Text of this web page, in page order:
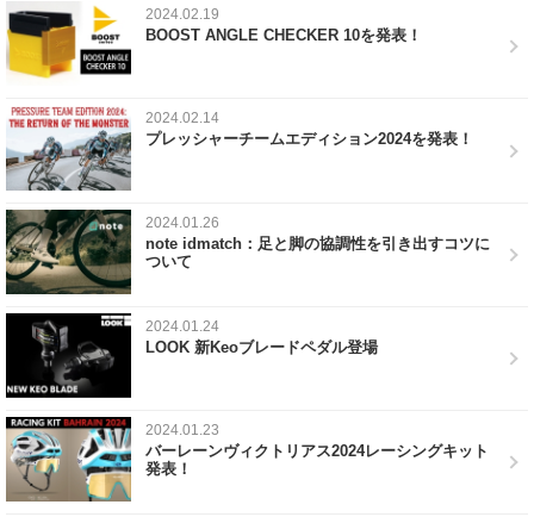
2024.02.19
BOOST ANGLE CHECKER 10を発表！
2024.02.14
プレッシャーチームエディション2024を発表！
2024.01.26
note idmatch：足と脚の協調性を引き出すコツに
ついて
2024.01.24
LOOK 新Keoブレードペダル登場
2024.01.23
バーレーンヴィクトリアス2024レーシングキット
発表！